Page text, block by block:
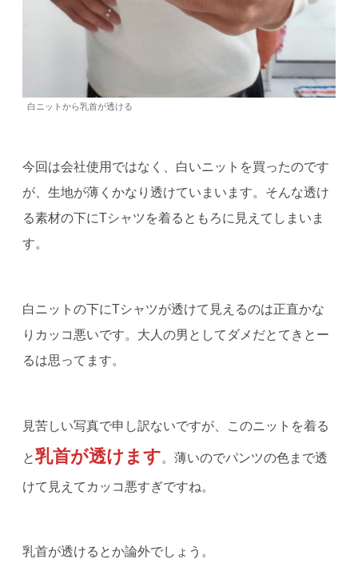
白ニットから乳首が透ける
今回は会社使用ではなく、白いニットを買ったのです
が、生地が薄くかなり透けていまいます。そんな透け
る素材の下にTシャツを着るともろに見えてしまいま
す。
白ニットの下にTシャツが透けて見えるのは正直かな
りカッコ悪いです。大人の男としてダメだとてきとー
るは思ってます。
見苦しい写真で申し訳ないですが、このニットを着る
と乳首が透けます。薄いのでパンツの色まで透
けて見えてカッコ悪すぎですね。
乳首が透けるとか論外でしょう。